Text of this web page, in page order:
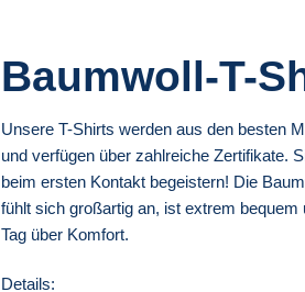
Baumwoll-T-
Unsere T-Shirts werden aus den besten
und verfügen über zahlreiche Zertifikate.
beim ersten Kontakt begeistern! Die
fühlt sich großartig an, ist extrem bequem
Tag über Komfort.
Details: